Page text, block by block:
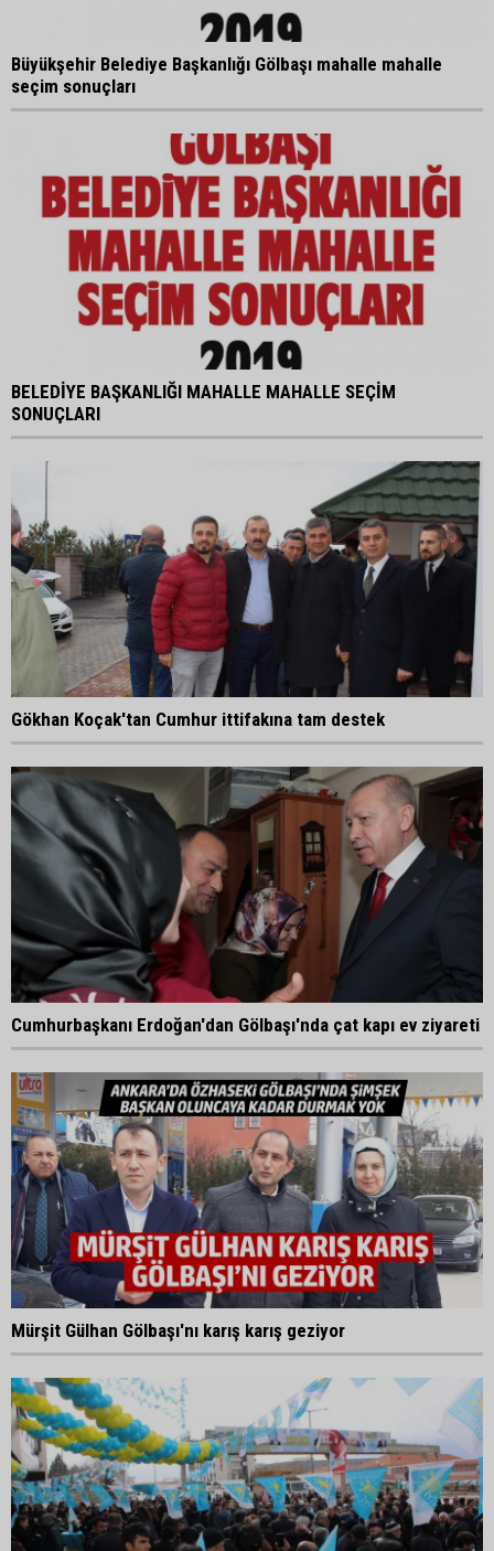
Büyükşehir Belediye Başkanlığı Gölbaşı mahalle mahalle
seçim sonuçları
BELEDİYE BAŞKANLIĞI MAHALLE MAHALLE SEÇİM
SONUÇLARI
Gökhan Koçak'tan Cumhur ittifakına tam destek
Cumhurbaşkanı Erdoğan'dan Gölbaşı'nda çat kapı ev ziyareti
Mürşit Gülhan Gölbaşı'nı karış karış geziyor